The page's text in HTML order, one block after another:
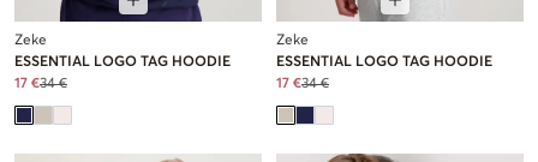
Zeke
ESSENTIAL LOGO TAG HOODIE
17 €34 €
Zeke
ESSENTIAL LOGO TAG HOODIE
17 €34 €